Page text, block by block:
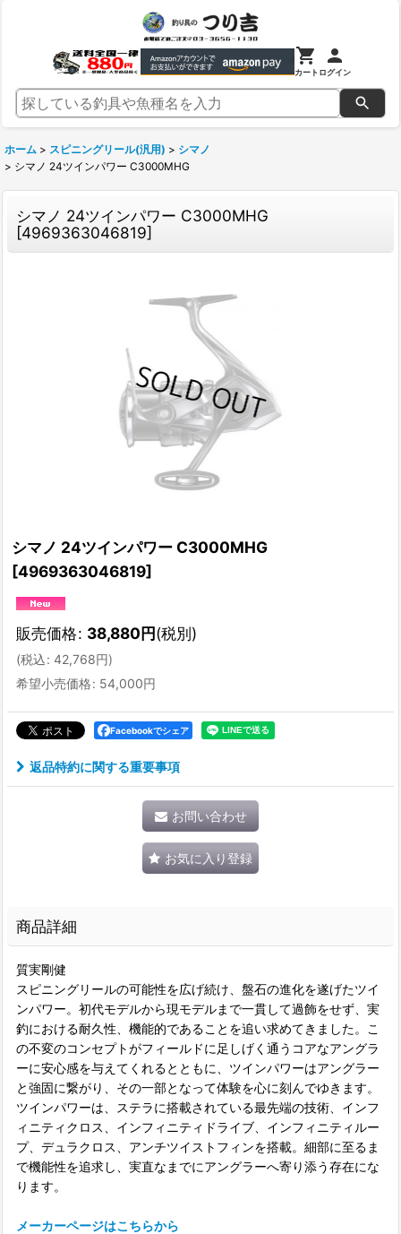
カートログイン
ホーム > スピニングリール(汎用) > シマノ
> シマノ 24ツインパワー C3000MHG
シマノ 24ツインパワー C3000MHG
[4969363046819]
シマノ 24ツインパワー C3000MHG
[4969363046819]
販売価格: 38,880円(税別)
(税込: 42,768円)
希望小売価格: 54,000円
Facebookでシェア
返品特約に関する重要事項
お問い合わせ
お気に入り登録
商品詳細
質実剛健
スピニングリールの可能性を広げ続け、盤石の進化を遂げたツイ
ンパワー。初代モデルから現モデルまで一貫して過飾をせず、実
釣における耐久性、機能的であることを追い求めてきました。こ
の不変のコンセプトがフィールドに足しげく通うコアなアングラ
ーに安心感を与えてくれるとともに、ツインパワーはアングラー
と強固に繋がり、その一部となって体験を心に刻んでゆきます。
ツインパワーは、ステラに搭載されている最先端の技術、インフ
ィニティクロス、インフィニティドライブ、インフィニティルー
プ、デュラクロス、アンチツイストフィンを搭載。細部に至るま
で機能性を追求し、実直なまでにアングラーへ寄り添う存在にな
ります。
メーカーページはこちらから